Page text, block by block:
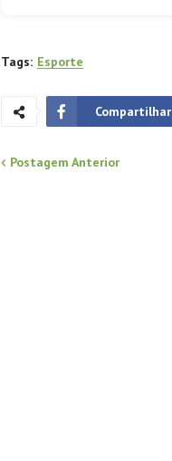
Tags: Esporte
Compartilhar
Postagem Anterior